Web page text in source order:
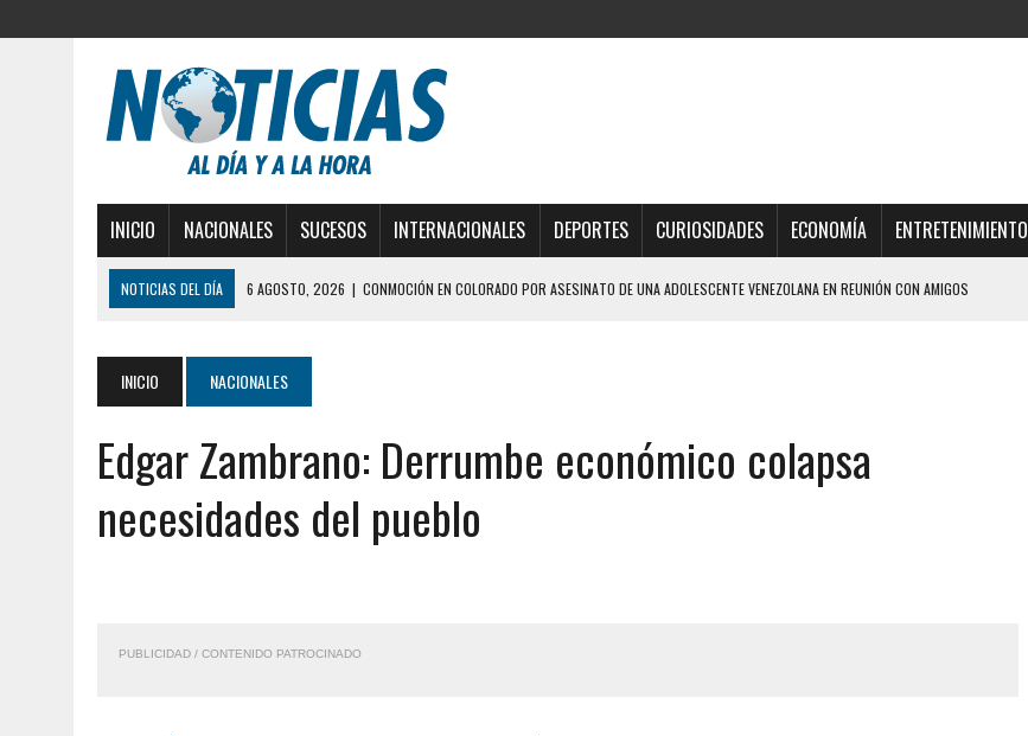
INICIO NACIONALES SUCESOS INTERNACIONALES DEPORTES CURIOSIDADES ECONOMÍA ENTRETENIMIENTO
NOTICIAS DEL DÍA 6 AGOSTO, 2026 | CONMOCIÓN EN COLORADO POR ASESINATO DE UNA ADOLESCENTE VENEZOLANA EN REUNIÓN CON AMIGOS
3 AGOSTO, 2026 | LA INCREÍBLE FORMA EN LA QUE SOBREVIVIÓ UN HOMBRE Y SU FAMILIA TRAS LOS TERREMOTOS: CAYERON DESDE EL PISO NUEVE DEL
EDIFICIO PETUNIA
3 AGOSTO, 2026 | YARACUY: INTENTÓ DESCONECTAR SU NEVERA MIENTRAS LA CASA SE INUNDABA
2 AGOSTO, 2026
| AYUDABA A PERSONAS EN SITUACIÓN DE CALLE Y MURIÓ A MANOS DE VARIOS DE ELLOS EN MATURÍN
INICIO NACIONALES
Edgar Zambrano: Derrumbe económico colapsa
necesidades del pueblo
PUBLICIDAD / CONTENIDO PATROCINADO